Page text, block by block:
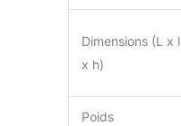
Dimensions (L x l
x h)
Poids